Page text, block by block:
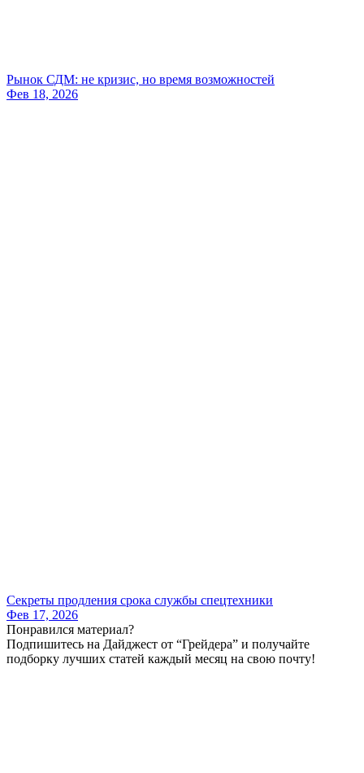
Рынок СДМ: не кризис, но время возможностей
Фев 18, 2026
Секреты продления срока службы спецтехники
Фев 17, 2026
Понравился материал?
Подпишитесь на Дайджест от “Грейдера” и получайте
подборку лучших статей каждый месяц на свою почту!